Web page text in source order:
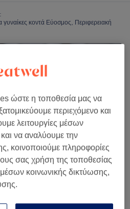
κοντά Εύοσμος, Περιφερειακή
ώστε η τοποθεσία μας να
περιεχόμενο και
λειτουργίες μέσων
να αναλύουμε την
κοινοποιούμε πληροφορίες
σας χρήση της τοποθεσίας
κοινωνικής δικτύωσης,